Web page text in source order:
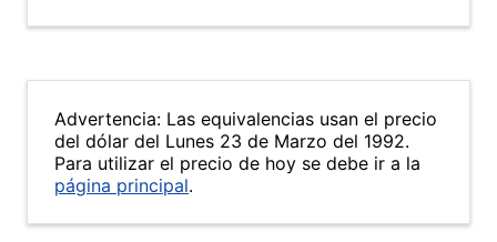
Advertencia: Las equivalencias usan el precio
del dólar del Lunes 23 de Marzo del 1992.
Para utilizar el precio de hoy se debe ir a la
página principal.